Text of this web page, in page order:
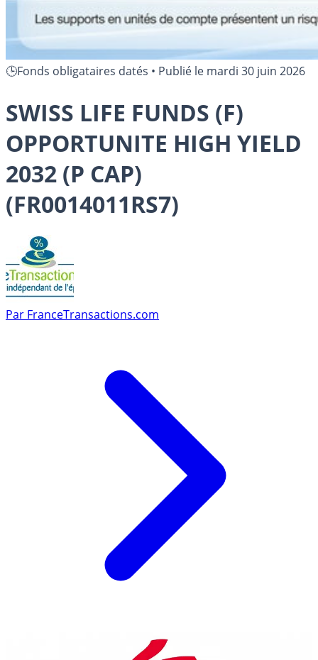
🕒Fonds obligataires datés • Publié le mardi 30 juin 2026
SWISS LIFE FUNDS (F)
OPPORTUNITE HIGH YIELD
2032 (P CAP)
(FR0014011RS7)
Par FranceTransactions.com